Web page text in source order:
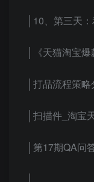
│10、第三天
│《天猫淘宝
│打品流程策
│扫描件_淘宝
│第17期QA问